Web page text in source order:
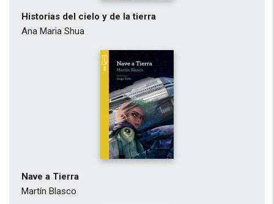
Historias del cielo y de la tierra
Ana Maria Shua
Nave a Tierra
Martín Blasco